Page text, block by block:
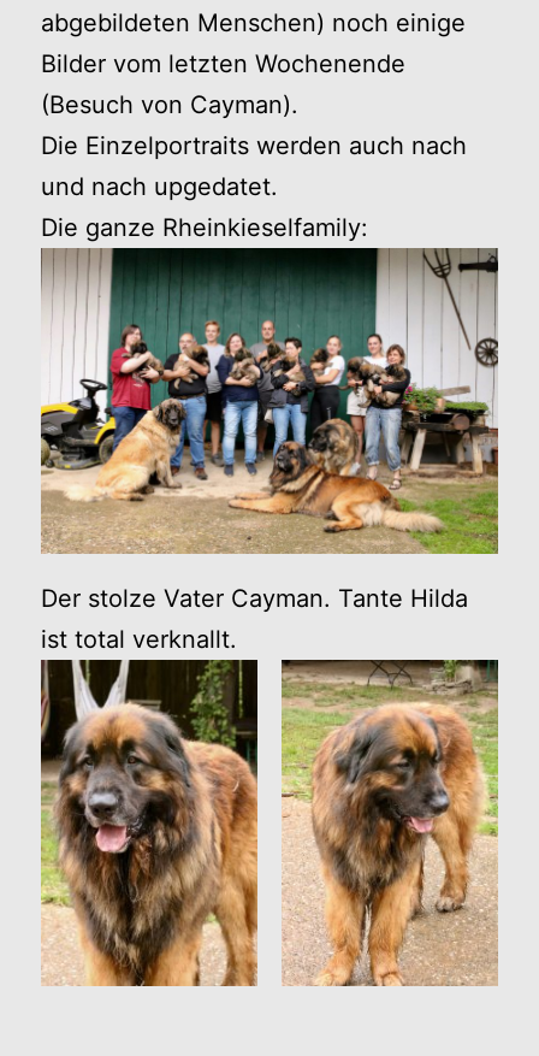
abgebildeten Menschen) noch einige
Bilder vom letzten Wochenende
(Besuch von Cayman).
Die Einzelportraits werden auch nach
und nach upgedatet.
Die ganze Rheinkieselfamily:
Der stolze Vater Cayman. Tante Hilda
ist total verknallt.